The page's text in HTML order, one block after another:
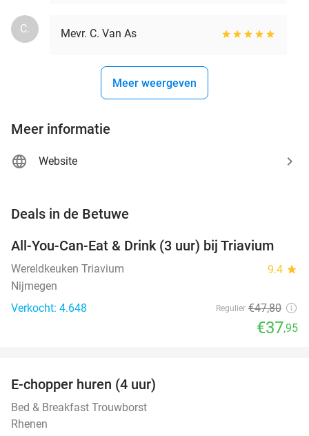
C. Mevr. C. Van As
Meer weergeven
Meer informatie
Website
Deals in de Betuwe
21%
All-You-Can-Eat & Drink (3 uur) bij Triavium
Wereldkeuken Triavium 9.4 star
Nijmegen
Verkocht: 4.648
Regulier €47,80
€37,95
NEW
TODAY
E-chopper huren (4 uur)
Bed & Breakfast Trouwborst
Rhenen